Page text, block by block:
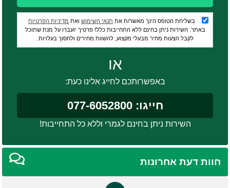
בשליחת הטופס הינך מאשר/ת את תנאי השימוש ואת מדיניות הפרטיות
באתר. השירות ניתן בחינם ללא התחייבות כלל! פרטיך יועברו על מנת שתוכל
לקבל הצעות מחיר מבעלי מקצוע, להשוות מחירים ולחסוך בעלויות.
או
באפשרותכם לחייג אלינו כעת:
חייגו: 077-6052800
השירות ניתן בחינם לגמרי וללא כל התחייבות!
חוות דעת אחרונות